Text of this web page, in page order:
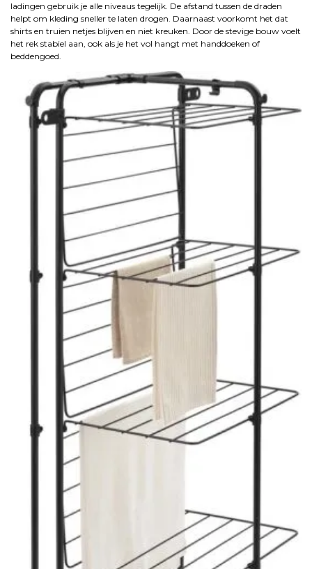
ladingen gebruik je alle niveaus tegelijk. De afstand tussen de draden
helpt om kleding sneller te laten drogen. Daarnaast voorkomt het dat
shirts en truien netjes blijven en niet kreuken. Door de stevige bouw voelt
het rek stabiel aan, ook als je het vol hangt met handdoeken of
beddengoed.